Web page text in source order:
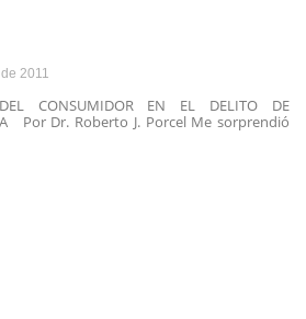
2011
CONSUMIDOR EN EL DELITO DE
Por Dr. Roberto J. Porcel Me sorprendió